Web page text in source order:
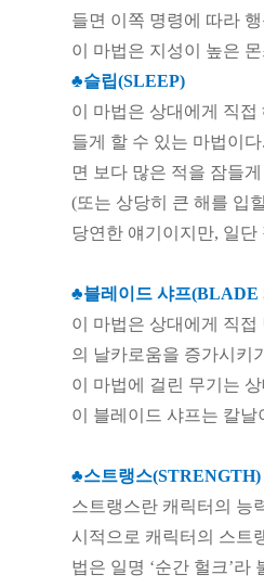
들면 이쪽 명령에 따라
이 마법은 지성이 높은
♣슬립(SLEEP)
이 마법은 상대에게 직
들게 할 수 있는 마법이
면 보다 많은 적을 잠들
(또는 상당히 큰 해를 입
당연한 얘기이지만, 일
♣블레이드 샤프(BLADE
이 마법은 상대에게 직접
의 날카로움을 증가시키
이 마법에 걸린 무기는
이 블레이드 샤프는 칼
♣스트랭스(STRENGTH)
스트랭스란 캐릭터의 능
시적으로 캐릭터의 스트
법은 일명 ‘순간 헐크’라